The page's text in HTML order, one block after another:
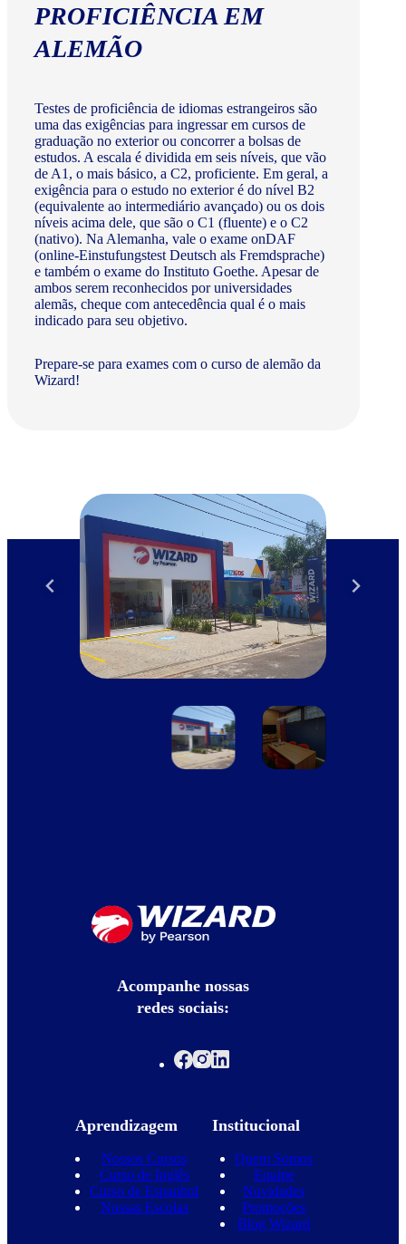
PROFICIÊNCIA EM
ALEMÃO
Testes de proficiência de idiomas estrangeiros são
uma das exigências para ingressar em cursos de
graduação no exterior ou concorrer a bolsas de
estudos. A escala é dividida em seis níveis, que vão
de A1, o mais básico, a C2, proficiente. Em geral, a
exigência para o estudo no exterior é do nível B2
(equivalente ao intermediário avançado) ou os dois
níveis acima dele, que são o C1 (fluente) e o C2
(nativo). Na Alemanha, vale o exame onDAF
(online-Einstufungstest Deutsch als Fremdsprache)
e também o exame do Instituto Goethe. Apesar de
ambos serem reconhecidos por universidades
alemãs, cheque com antecedência qual é o mais
indicado para seu objetivo.
Prepare-se para exames com o curso de alemão da
Wizard!
Acompanhe nossas
redes sociais:
Aprendizagem
Nossos Cursos
Curso de Inglês
Curso de Espanhol
Nossas Escolas
Institucional
Quem Somos
Equipe
Novidades
Promoções
Blog Wizard